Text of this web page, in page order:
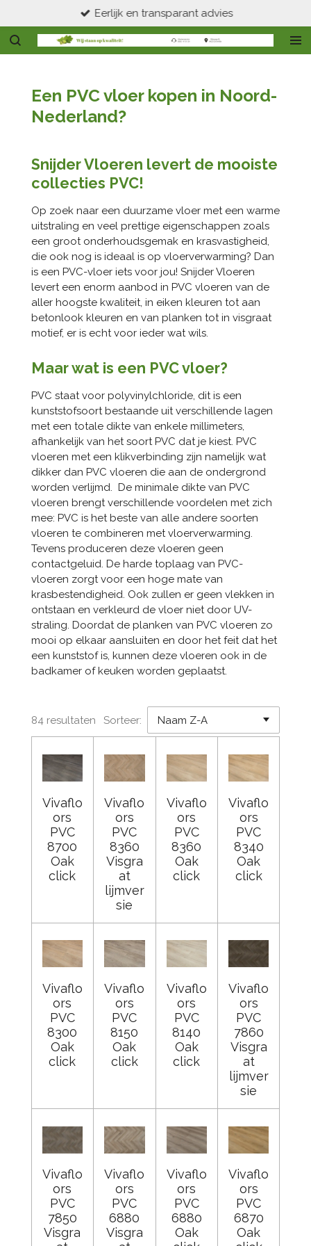
direct
naar
Eerlijk en transparant advies
Een PVC vloer kopen in Noord-
Nederland?
Snijder Vloeren levert de mooiste
collecties PVC!
Op zoek naar een duurzame vloer met een warme
uitstraling en veel prettige eigenschappen zoals
een groot onderhoudsgemak en krasvastigheid,
die ook nog is ideaal is op vloerverwarming? Dan
is een PVC-vloer iets voor jou! Snijder Vloeren
levert een enorm aanbod in PVC vloeren van de
aller hoogste kwaliteit, in eiken kleuren tot aan
betonlook kleuren en van planken tot in visgraat
motief, er is echt voor ieder wat wils.
Maar wat is een PVC vloer?
PVC staat voor polyvinylchloride, dit is een
kunststofsoort bestaande uit verschillende lagen
met een totale dikte van enkele millimeters,
afhankelijk van het soort PVC dat je kiest. PVC
vloeren met een klikverbinding zijn namelijk wat
dikker dan PVC vloeren die aan de ondergrond
worden verlijmd. De minimale dikte van PVC
vloeren brengt verschillende voordelen met zich
mee: PVC is het beste van alle andere soorten
vloeren te combineren met vloerverwarming.
Tevens produceren deze vloeren geen
contactgeluid. De harde toplaag van PVC-
vloeren zorgt voor een hoge mate van
krasbestendigheid. Ook zullen er geen vlekken in
ontstaan en verkleurd de vloer niet door UV-
straling. Doordat de planken van PVC vloeren zo
mooi op elkaar aansluiten en door het feit dat het
een kunststof is, kunnen deze vloeren ook in de
badkamer of keuken worden geplaatst.
84 resultaten Sorteer:
Vivaflo
ors
PVC
8700
Oak
click
Vivaflo
ors
PVC
8360
Visgra
at
lijmver
sie
Vivaflo
ors
PVC
8360
Oak
click
Vivaflo
ors
PVC
8340
Oak
click
Vivaflo
ors
PVC
8300
Oak
click
Vivaflo
ors
PVC
8150
Oak
click
Vivaflo
ors
PVC
8140
Oak
click
Vivaflo
ors
PVC
7860
Visgra
at
lijmver
sie
Vivaflo
ors
PVC
7850
Visgra
Vivaflo
ors
PVC
6880
Visgra
Vivaflo
ors
PVC
6880
Oak
Vivaflo
ors
PVC
6870
Oak